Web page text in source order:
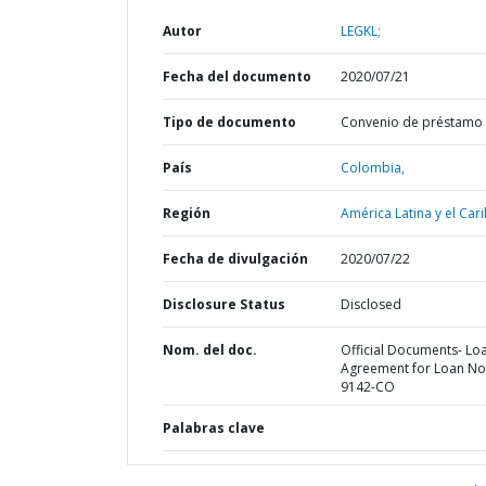
Autor LEGKL;
Fecha del documento 2020/07/21
Tipo de documento Convenio de préstamo
País Colombia,
Región América Latina y el
Fecha de divulgación 2020/07/22
Disclosure Status Disclosed
Nom. del doc.
Official Documents-
Agreement for Loan
9142-CO
Palabras clave